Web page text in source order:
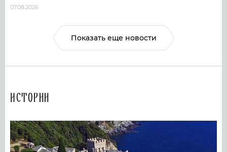
07.08.2026
Показать еще новости
Истории